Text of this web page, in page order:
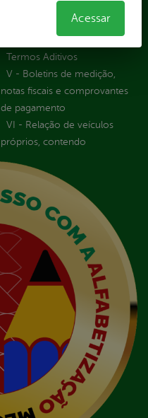
IV - Rotas georreferenciadas
Termos Aditivos
V - Boletins de medição,
notas fiscais e comprovantes
de pagamento
VI - Relação de veículos
próprios, contendo
Acessar